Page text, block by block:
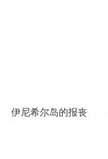
伊尼希尔岛的报丧